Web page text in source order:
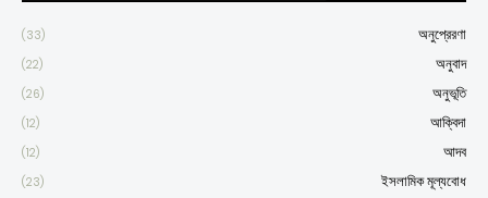
অনুপ্রেরণা
(33)
অনুবাদ
(22)
অনুভূতি
(26)
আক্বিদা
(12)
আদব
(12)
ইসলামিক মূল্যবোধ
(23)